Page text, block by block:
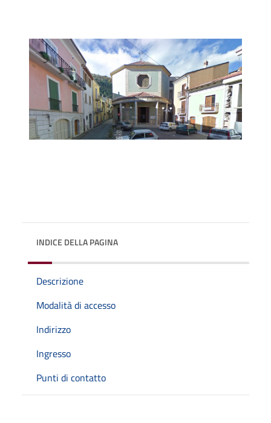
INDICE DELLA PAGINA
Descrizione
Modalità di accesso
Indirizzo
Ingresso
Punti di contatto